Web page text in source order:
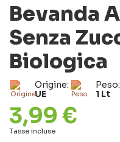
Bevanda
Senza
Biologica
Origine:
UE
Peso:
1 Lt
3,99 €
Tasse incluse